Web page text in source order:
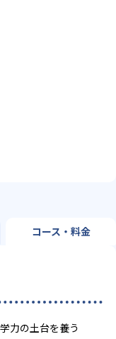
コース・料金
力の土台を養う